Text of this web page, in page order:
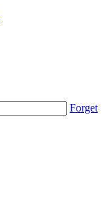
Forget